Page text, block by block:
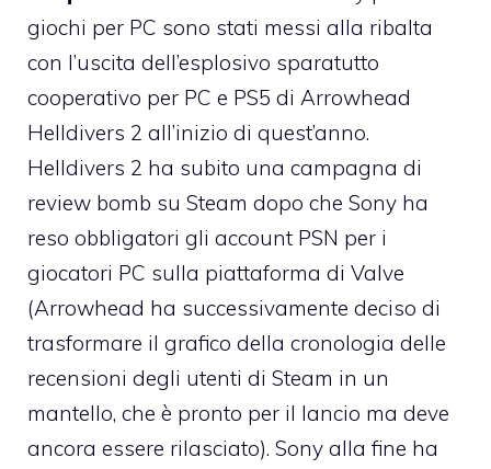
giochi per PC sono stati messi alla ribalta
con l’uscita dell’esplosivo sparatutto
cooperativo per PC e PS5 di Arrowhead
Helldivers 2 all’inizio di quest’anno.
Helldivers 2 ha subito una campagna di
review bomb su Steam dopo che Sony ha
reso obbligatori gli account PSN per i
giocatori PC sulla piattaforma di Valve
(Arrowhead ha successivamente deciso di
trasformare il grafico della cronologia delle
recensioni degli utenti di Steam in un
mantello, che è pronto per il lancio ma deve
ancora essere rilasciato). Sony alla fine ha